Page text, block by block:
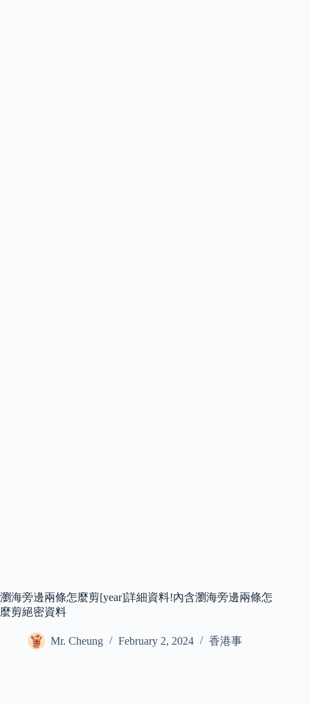
瀏海旁邊兩條怎麼剪[year]詳細資料!內含瀏海旁邊兩條怎
麼剪絕密資料
Mr. Cheung February 2, 2024 香港事